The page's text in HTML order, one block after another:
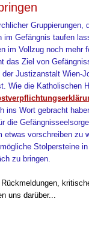
Gruppierungen,
im Gefängnis taufen
im Vollzug noch mehr
das Ziel von
der Justizanstalt Wien-
Wie die Katholischen
ins Wort gebracht
die
etwas vorschreiben zu
Stolpersteine
zu bringen.
uns darüber...